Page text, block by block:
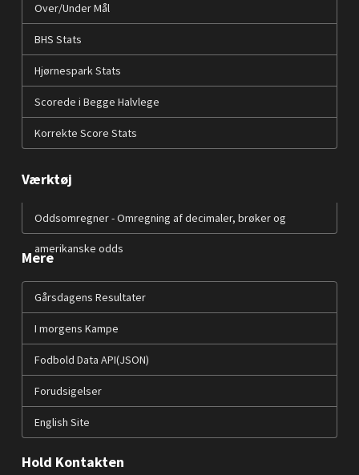
Over/Under Mål
BHS Stats
Hjørnespark Stats
Scorede i Begge Halvlege
Korrekte Score Stats
Værktøj
Oddsomregner - Omregning af decimaler, brøker og
amerikanske odds
Mere
Gårsdagens Resultater
I morgens Kampe
Fodbold Data API(JSON)
Forudsigelser
English Site
Hold Kontakten